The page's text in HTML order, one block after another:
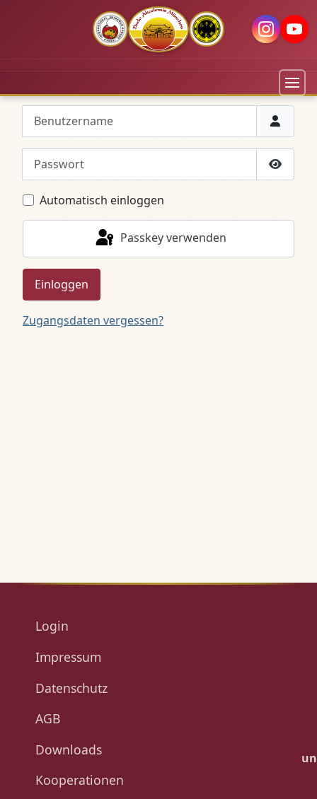
Benutzername
Passwort
Automatisch einloggen
Passkey verwenden
Einloggen
Zugangsdaten vergessen?
Login
Impressum
Datenschutz
AGB
Downloads
Kooperationen